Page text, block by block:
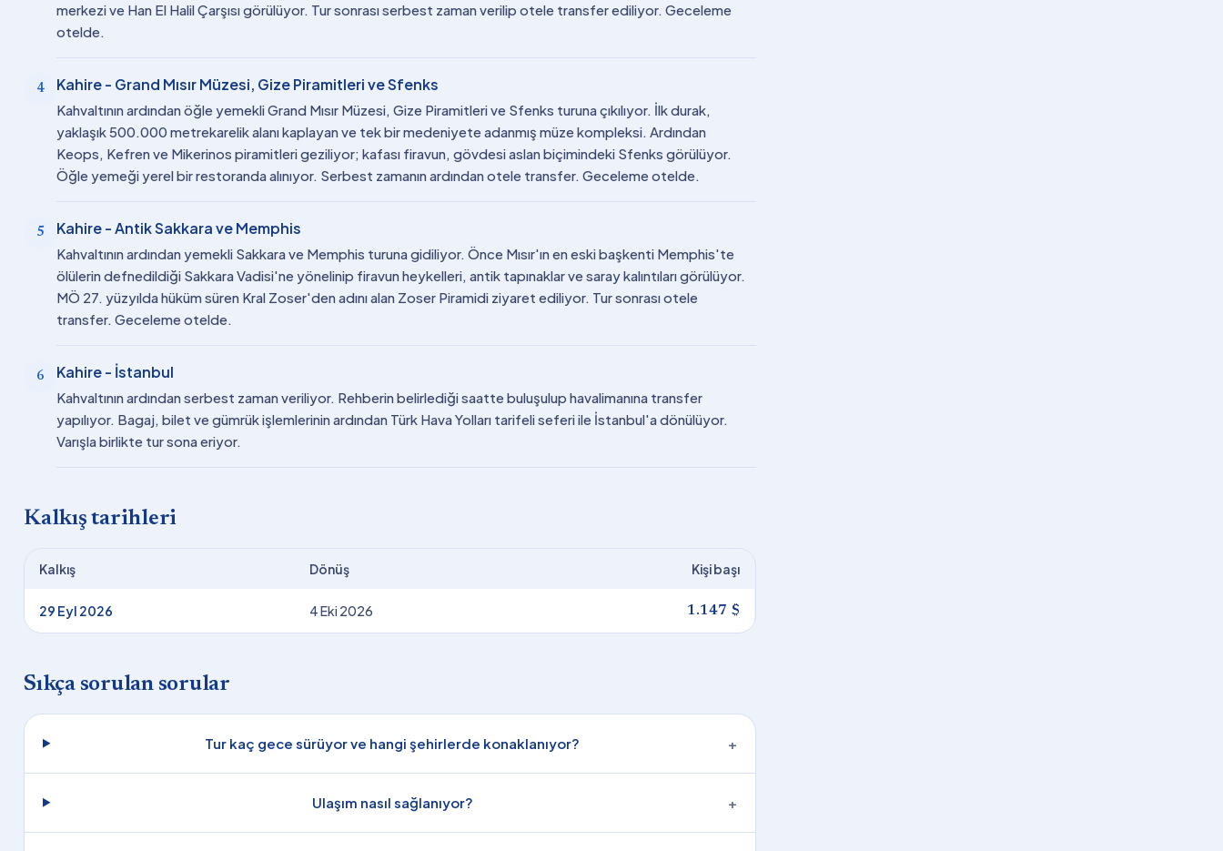
merkezi ve Han El Halil Çarşısı görülüyor. Tur sonrası serbest zaman verilip otele transfer ediliyor. Geceleme
otelde.
4 Kahire - Grand Mısır Müzesi, Gize Piramitleri ve Sfenks
Kahvaltının ardından öğle yemekli Grand Mısır Müzesi, Gize Piramitleri ve Sfenks turuna çıkılıyor. İlk durak,
yaklaşık 500.000 metrekarelik alanı kaplayan ve tek bir medeniyete adanmış müze kompleksi. Ardından
Keops, Kefren ve Mikerinos piramitleri geziliyor; kafası firavun, gövdesi aslan biçimindeki Sfenks görülüyor.
Öğle yemeği yerel bir restoranda alınıyor. Serbest zamanın ardından otele transfer. Geceleme otelde.
5 Kahire - Antik Sakkara ve Memphis
Kahvaltının ardından yemekli Sakkara ve Memphis turuna gidiliyor. Önce Mısır'ın en eski başkenti Memphis'te
ölülerin defnedildiği Sakkara Vadisi'ne yönelinip firavun heykelleri, antik tapınaklar ve saray kalıntıları görülüyor.
MÖ 27. yüzyılda hüküm süren Kral Zoser'den adını alan Zoser Piramidi ziyaret ediliyor. Tur sonrası otele
transfer. Geceleme otelde.
6 Kahire - İstanbul
Kahvaltının ardından serbest zaman veriliyor. Rehberin belirlediği saatte buluşulup havalimanına transfer
yapılıyor. Bagaj, bilet ve gümrük işlemlerinin ardından Türk Hava Yolları tarifeli seferi ile İstanbul'a dönülüyor.
Varışla birlikte tur sona eriyor.
Kalkış tarihleri
Kalkış Dönüş Kişi başı
29 Eyl 2026 4 Eki 2026 1.147 $
Sıkça sorulan sorular
Tur kaç gece sürüyor ve hangi şehirlerde konaklanıyor? +
Ulaşım nasıl sağlanıyor? +